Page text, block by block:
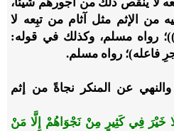
من الإثم مثل آثام من تبِعه لا
رواه مسلم، وكذلك في قوله:
فاعله)؛ رواه مسلم.
عن المنكر نجاةً من إثم
خَيْرَ فِي كَثِيرٍ مِنْ نَجْوَاهُمْ إِلَّا مَنْ